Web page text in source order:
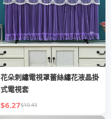
花朵刺繡電視罩蕾絲繡花液晶掛
式電視套
$6.27$10.43